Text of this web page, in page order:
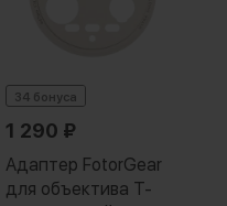
34 бонуса
1 290 ₽
Адаптер FotorGear
для объектива T-